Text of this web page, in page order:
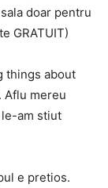
doar pentru
GRATUIT)
things about
Aflu mereu
am stiut
e pretios.